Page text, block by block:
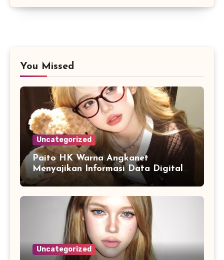
You Missed
Uncategorized
Paito HK Warna Angkanet
Menyajikan Informasi Data Digital
dengan Tampilan yang Lebih
Lengkap dan Mudah Dipahami
Uncategorized